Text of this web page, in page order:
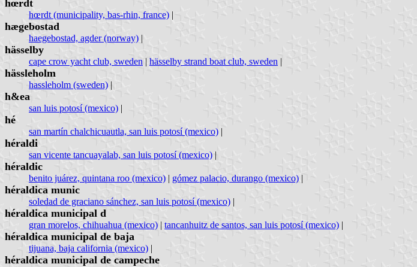
hœrdt
hœrdt (municipality, bas-rhin, france) |
hægebostad
haegebostad, agder (norway) |
hässelby
cape crow yacht club, sweden | hässelby strand boat club, sweden |
hässleholm
hassleholm (sweden) |
h&ea
san luis potosí (mexico) |
hé
san martín chalchicuautla, san luis potosí (mexico) |
héraldi
san vicente tancuayalab, san luis potosí (mexico) |
héraldic
benito juárez, quintana roo (mexico) | gómez palacio, durango (mexico) |
héraldica munic
soledad de graciano sánchez, san luis potosí (mexico) |
héraldica municipal d
gran morelos, chihuahua (mexico) | tancanhuitz de santos, san luis potosí (mexico) |
héraldica municipal de baja
tijuana, baja california (mexico) |
héraldica municipal de campeche